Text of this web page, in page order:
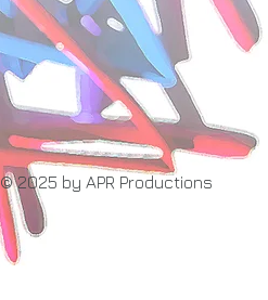
© 2025 by APR Productions